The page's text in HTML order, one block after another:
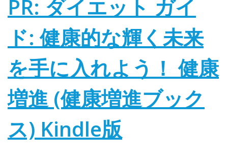
PR: ダイエット ガイ
ド: 健康的な輝く未来
を手に入れよう！ 健康
増進 (健康増進ブック
ス) Kindle版